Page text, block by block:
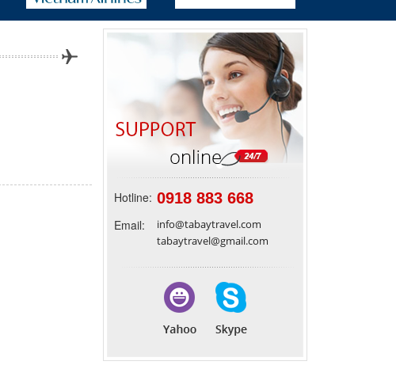
Hotline: 0918 883 668
Email:
info@tabaytravel.com
tabaytravel@gmail.com